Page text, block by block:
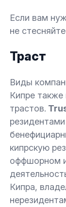
Если вам
не
Траст
Виды
Кипре также
трастов.
кипрскую
оффшорном
Кипра,